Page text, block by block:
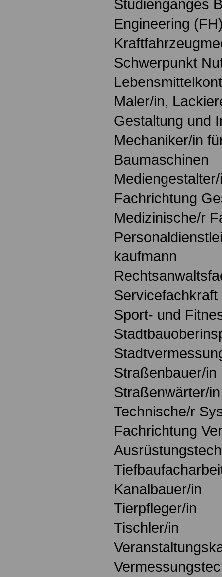
Studienganges
Engineering
Schwerpunkt
Maler/in,
Gestaltung und
Mechaniker/in
Baumaschinen
Fachrichtung
Medizinische/r
kaufmann
Sport- und
Straßenbauer/in
Straßenwärter/in
Technische/r
Fachrichtung
Kanalbauer/in
Tierpfleger/in
Tischler/in